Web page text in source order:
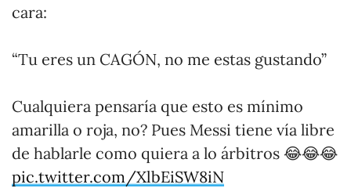
cara:
“Tu eres un CAGÓN, no me estas gustando”
Cualquiera pensaría que esto es mínimo
amarilla o roja, no? Pues Messi tiene vía libre
de hablarle como quiera a lo árbitros 😂😂😂
pic.twitter.com/XlbEiSW8iN